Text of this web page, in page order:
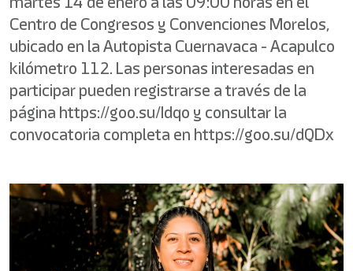
Centro de Congresos y Convenciones Morelos,
ubicado en la Autopista Cuernavaca - Acapulco
kilómetro 112. Las personas interesadas en
participar pueden registrarse a través de la
página https://goo.su/Idqo y consultar la
convocatoria completa en https://goo.su/dQDx